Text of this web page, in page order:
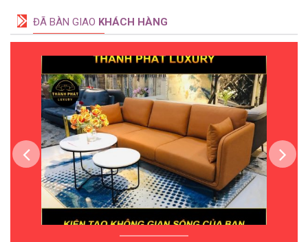
ĐÃ BÀN GIAO KHÁCH HÀNG